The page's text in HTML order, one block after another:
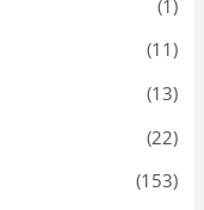
(1)
(11)
(13)
(22)
(153)